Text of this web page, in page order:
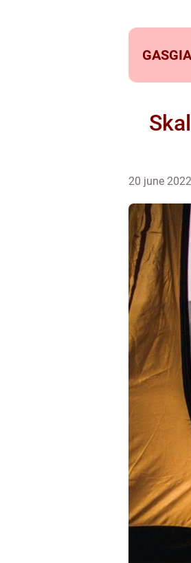
20 june 2022